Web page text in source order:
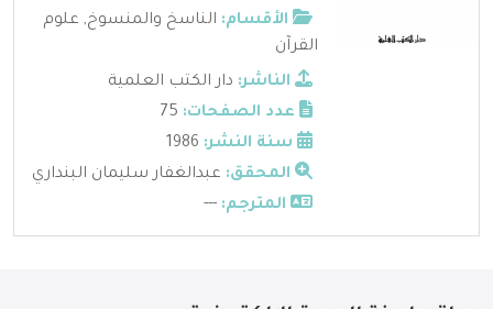
الأقسام: الناسخ والمنسوخ, علوم
القرآن
الناشر: دار الكتب العلمية
عدد الصفحات:
سنة النشر:
المحقق: عبدالغفار سليمان البنداري
المترجم: ---